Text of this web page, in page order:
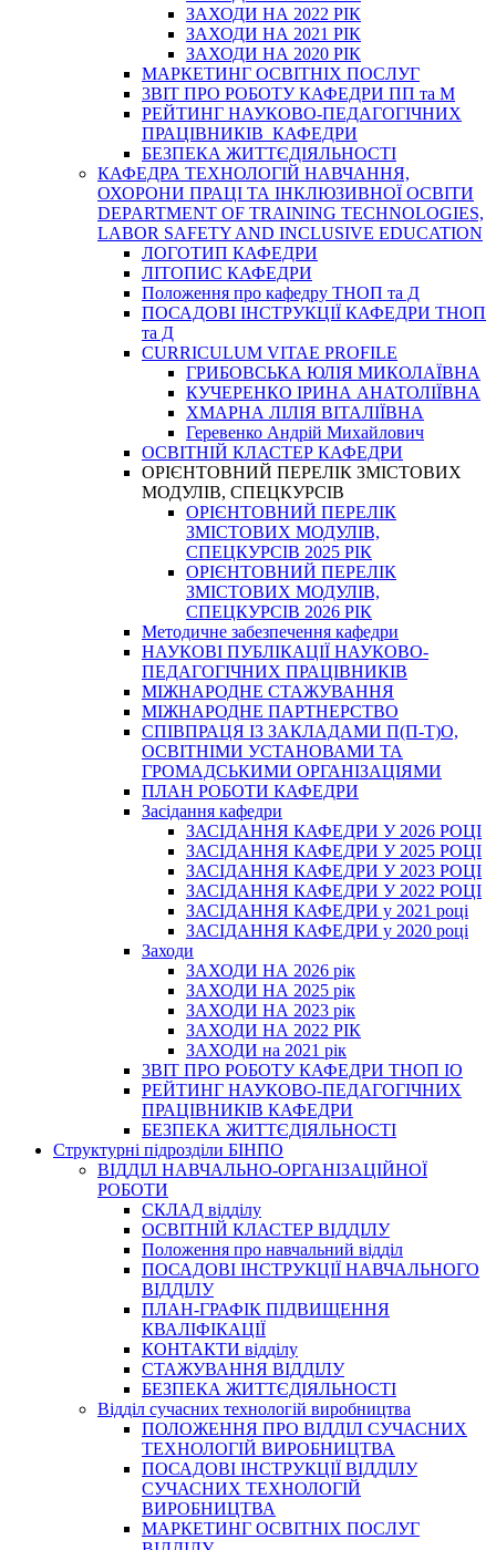
ЗАХОДИ НА 2022 РІК
ЗАХОДИ НА 2021 РІК
ЗАХОДИ НА 2020 РІК
МАРКЕТИНГ ОСВІТНІХ ПОСЛУГ
3BIT ПРО РОБОТУ КАФЕДРИ ПП та М
РЕЙТИНГ НАУКОВО-ПЕДАГОГІЧНИХ
ПРАЦІВНИКІВ КАФЕДРИ
БЕЗПЕКА ЖИТТЄДІЯЛЬНОСТІ
КАФЕДРА ТЕХНОЛОГІЙ НАВЧАННЯ,
ОХОРОНИ ПРАЦІ ТА ІНКЛЮЗИВНОЇ ОСВІТИ
DEPARTMENT OF TRAINING TECHNOLOGIES,
LABOR SAFETY AND INCLUSIVE EDUCATION
ЛОГОТИП КАФЕДРИ
ЛІТОПИС КАФЕДРИ
Положення про кафедру ТНОП та Д
ПОСАДОВІ ІНСТРУКЦІЇ КАФЕДРИ ТНОП
та Д
CURRICULUM VITAE PROFILE
ГРИБОВСЬКА ЮЛІЯ МИКОЛАЇВНА
КУЧЕРЕНКО ІРИНА АНАТОЛІЇВНА
ХМАРНА ЛІЛІЯ ВІТАЛІЇВНА
Геревенко Андрій Михайлович
ОСВІТНІЙ КЛАСТЕР КАФЕДРИ
ОРІЄНТОВНИЙ ПЕРЕЛІК ЗМІСТОВИХ
МОДУЛІВ, СПЕЦКУРСІВ
ОРІЄНТОВНИЙ ПЕРЕЛІК
ЗМІСТОВИХ МОДУЛІВ,
СПЕЦКУРСІВ 2025 РІК
ОРІЄНТОВНИЙ ПЕРЕЛІК
ЗМІСТОВИХ МОДУЛІВ,
СПЕЦКУРСІВ 2026 РІК
Методичне забезпечення кафедри
НАУКОВІ ПУБЛІКАЦІЇ НАУКОВО-
ПЕДАГОГІЧНИХ ПРАЦІВНИКІВ
МІЖНАРОДНЕ СТАЖУВАННЯ
МІЖНАРОДНЕ ПАРТНЕРСТВО
СПІВПРАЦЯ ІЗ ЗАКЛАДАМИ П(П-Т)О,
ОСВІТНІМИ УСТАНОВАМИ ТА
ГРОМАДСЬКИМИ ОРГАНІЗАЦІЯМИ
ПЛАН РОБОТИ КАФЕДРИ
Засідання кафедри
ЗАСІДАННЯ КАФЕДРИ У 2026 РОЦІ
ЗАСІДАННЯ КАФЕДРИ У 2025 РОЦІ
ЗАСІДАННЯ КАФЕДРИ У 2023 РОЦІ
ЗАСІДАННЯ КАФЕДРИ У 2022 РОЦІ
ЗАСІДАННЯ КАФЕДРИ у 2021 році
ЗАСІДАННЯ КАФЕДРИ у 2020 році
Заходи
ЗАХОДИ НА 2026 рік
ЗАХОДИ НА 2025 рік
ЗАХОДИ НА 2023 рік
ЗАХОДИ НА 2022 РІК
ЗАХОДИ на 2021 рік
3BIT ПРО РОБОТУ КАФЕДРИ ТНОП ІО
РЕЙТИНГ НАУКОВО-ПЕДАГОГІЧНИХ
ПРАЦІВНИКІВ КАФЕДРИ
БЕЗПЕКА ЖИТТЄДІЯЛЬНОСТІ
Структурні підрозділи БІНПО
ВІДДІЛ НАВЧАЛЬНО-ОРГАНІЗАЦІЙНОЇ
РОБОТИ
СКЛАД відділу
ОСВІТНІЙ КЛАСТЕР ВІДДІЛУ
Положення про навчальний вiддiл
ПОСАДОВІ ІНСТРУКЦІЇ НАВЧАЛЬНОГО
ВІДДІЛУ
ПЛАН-ГРАФІК ПІДВИЩЕННЯ
КВАЛІФІКАЦІЇ
КОНТАКТИ відділу
СТАЖУВАННЯ ВІДДІЛУ
БЕЗПЕКА ЖИТТЄДІЯЛЬНОСТІ
Відділ сучасних технологій виробництва
ПОЛОЖЕННЯ ПРО ВІДДІЛ СУЧАСНИХ
ТЕХНОЛОГІЙ ВИРОБНИЦТВА
ПОСАДОВІ ІНСТРУКЦІЇ ВІДДІЛУ
СУЧАСНИХ ТЕХНОЛОГІЙ
ВИРОБНИЦТВА
МАРКЕТИНГ ОСВІТНІХ ПОСЛУГ